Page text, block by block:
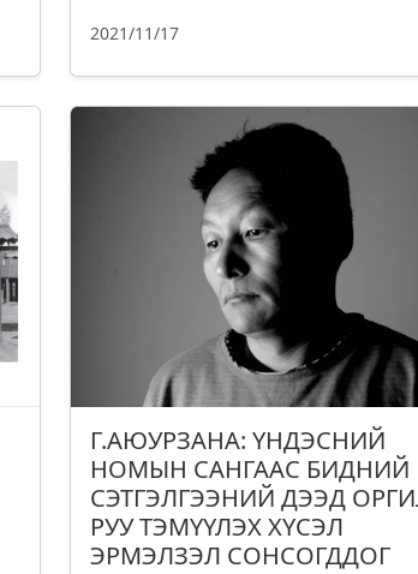
2021/11/17
Г.АЮУРЗАНА: ҮНДЭСНИЙ
НОМЫН САНГААС БИДНИЙ
СЭТГЭЛГЭЭНИЙ ДЭЭД
РУУ ТЭМҮҮЛЭХ ХҮСЭЛ
ЭРМЭЛЗЭЛ СОНСОГДДОГ